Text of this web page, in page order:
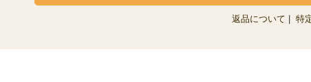
返品について 特